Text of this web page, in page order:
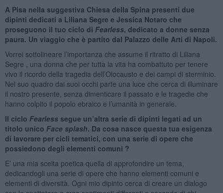
A Pisa nella suggestiva Chiesa della Spina presenti due
dipinti dedicati a Liliana Segre e Jessica Notaro che
proseguono il tuo ciclo di Fearless, dedicato a donne senza
paura. Un viaggio che è partito dal Palazzo delle Arti di Napoli.
Vorrei sottolineare l’importanza che assume il ritratto di Liliana
Segre , una donna che per tutta la vita ha combattuto per tenere
vivo il ricordo della tragedia dell’Olocausto e dei campi di sterminio.
Nel suo quadro dai suoi occhi parte una luce che cerca di illuminare
il nostro presente, senza dimenticare il passato e le tragedie che
hanno colpito il popolo ebraico e l’umanità in generale.
Il ciclo Fearlesssegue un’altra serie di dipinti legati ad un
titolo unico Face splash. Da cosa nasce questa tua esigenza
di lavorare per cicli tematici, con una serie di opere che
possiedono degli elementi comuni ?
E’ una mia scelta poetica quella di approfondire un tema,
dedicandogli una serie di opere che hanno elementi comuni e
elementi di diversità. Ogni mio dipinto cerca di creare un dialogo